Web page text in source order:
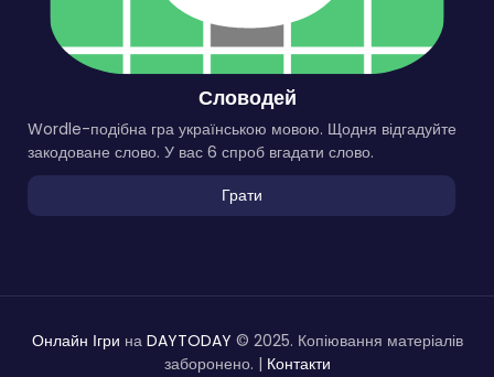
Словодей
Wordle-подібна гра українською мовою. Щодня відгадуйте
закодоване слово. У вас 6 спроб вгадати слово.
Грати
Онлайн Ігри на DAYTODAY © 2025. Копіювання матеріалів
заборонено. | Контакти